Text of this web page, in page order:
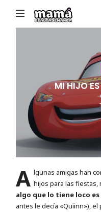
de
MI HIJO
A lgunas amigas han
hijos para las fiestas,
algo que lo tiene loco
antes le decía «Quiinn»),